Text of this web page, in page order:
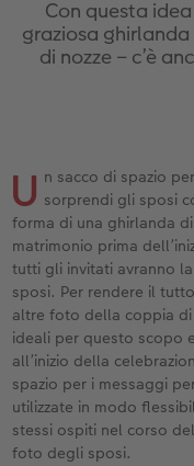
Tasca
Primi
Storie
Foto
Foto
Foto
Altre
Giochi
Foto-
Idee
Cover
Con
Set di
Foto
Trova
per il
per
per
App
Con questa
graziosa
di nozze – c’è
U n sacco di spazio
sorprendi gli sposi
forma di una ghirlanda
matrimonio prima
tutti gli invitati avranno
sposi. Per rendere il
altre foto della coppia
ideali per questo scopo
all’inizio della
spazio per i messaggi
utilizzate in modo
stessi ospiti nel corso
foto degli sposi.